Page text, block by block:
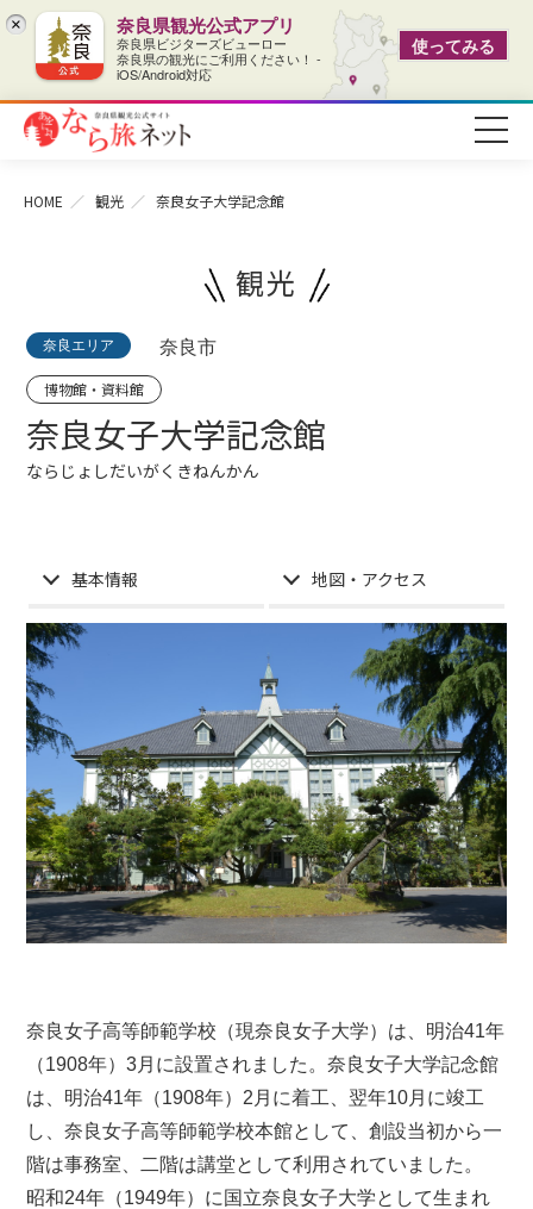
× 奈良県観光公式アプリ
奈良県ビジターズビューロー
奈良県の観光にご利用ください！ -
iOS/Android対応
使ってみる
HOME 観光 奈良女子大学記念館
観光
奈良エリア 奈良市
博物館・資料館
奈良女子大学記念館
ならじょしだいがくきねんかん
基本情報 地図・アクセス
奈良女子高等師範学校（現奈良女子大学）は、明治41年
（1908年）3月に設置されました。奈良女子大学記念館
は、明治41年（1908年）2月に着工、翌年10月に竣工
し、奈良女子高等師範学校本館として、創設当初から一
階は事務室、二階は講堂として利用されていました。
昭和24年（1949年）に国立奈良女子大学として生まれ